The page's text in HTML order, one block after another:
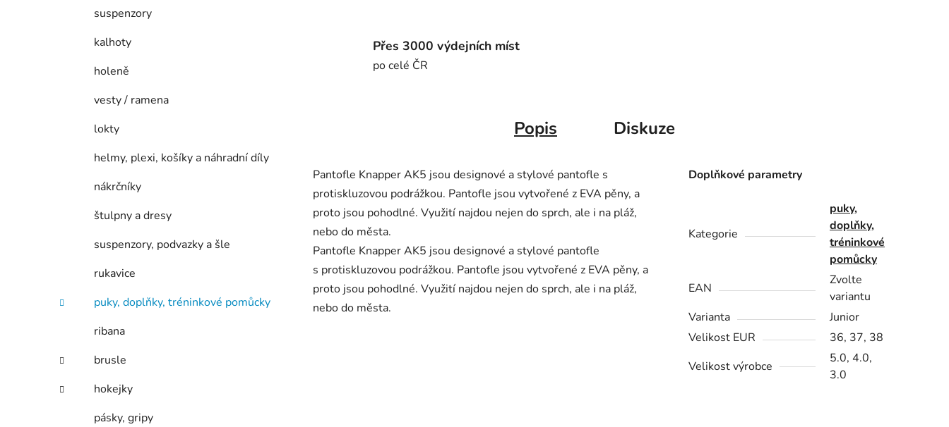
suspenzory
kalhoty
holeně
vesty / ramena
lokty
helmy, plexi, košíky a náhradní díly
nákrčníky
štulpny a dresy
suspenzory, podvazky a šle
rukavice
puky, doplňky, tréninkové pomůcky
ribana
brusle
hokejky
pásky, gripy
Přes 3000 výdejních míst
po celé ČR
Popis Diskuze
Pantofle Knapper AK5 jsou designové a stylové pantofle s
protiskluzovou podrážkou. Pantofle jsou vytvořené z EVA pěny, a
proto jsou pohodlné. Využití najdou nejen do sprch, ale i na pláž,
nebo do města.
Pantofle Knapper AK5 jsou designové a stylové pantofle
s protiskluzovou podrážkou. Pantofle jsou vytvořené z EVA pěny, a
proto jsou pohodlné. Využití najdou nejen do sprch, ale i na pláž,
nebo do města.
Doplňkové parametry
Kategorie
puky,
doplňky,
tréninkové
pomůcky
EAN
Zvolte
variantu
Varianta
Junior
Velikost EUR
36, 37, 38
Velikost výrobce
5.0, 4.0,
3.0